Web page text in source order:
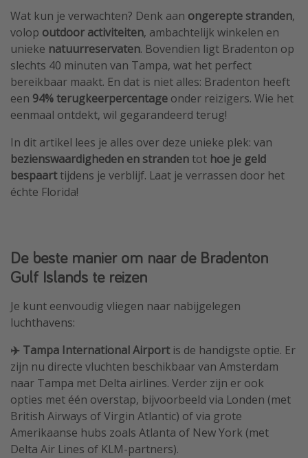
Reisblog
Reiskalender
25 beste pretparken
Beste keukens ter wereld
Center Parcs
Strandvakantie in Italië
Strandvakantie in Nederland
All inclusive vakantie in Griekenland
Wat kun je verwachten? Denk aan ongerepte stranden,
volop outdoor activiteiten, ambachtelijk winkelen en
unieke natuurreservaten. Bovendien ligt Bradenton op
slechts 40 minuten van Tampa, wat het perfect
bereikbaar maakt. En dat is niet alles: Bradenton heeft
een 94% terugkeerpercentage onder reizigers. Wie het
eenmaal ontdekt, wil gegarandeerd terug!
In dit artikel lees je alles over deze unieke plek: van
bezienswaardigheden en stranden tot hoe je geld
bespaarttijdens je verblijf. Laat je verrassen door het
échte Florida!
De beste manier om naar de Bradenton
Gulf Islands te reizen
Je kunt eenvoudig vliegen naar nabijgelegen
luchthavens:
✈️ Tampa International Airport is de handigste optie. Er
zijn nu directe vluchten beschikbaar van Amsterdam
naar Tampa met Delta airlines. Verder zijn er ook
opties met één overstap, bijvoorbeeld via Londen (met
British Airways of Virgin Atlantic) of via grote
Amerikaanse hubs zoals Atlanta of New York (met
Delta Air Lines of KLM-partners).